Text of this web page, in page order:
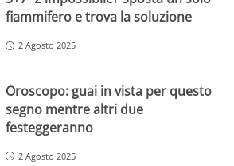
fiammifero e trova la soluzione
2 Agosto 2025
Oroscopo: guai in vista per questo
segno mentre altri due
festeggeranno
2 Agosto 2025